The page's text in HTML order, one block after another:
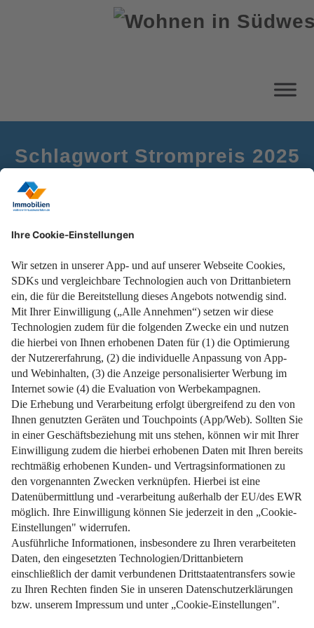
Schlagwort Strompreis 2025
Stromverbrauch im Griff – jetzt selbst nachrechnen!
Weiterlesen
Impressum Datenschutz Nutzungsbedingungen
Pflichtinformationen AGB Über uns Bildquellen
Barrierefreiheit Widerrufsformular
Cookie-Einstellungen